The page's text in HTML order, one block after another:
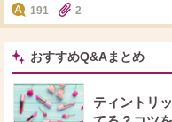
191
2
おすすめQ&Aまとめ
ティントリ